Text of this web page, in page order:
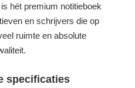
hét premium notitieboek
en schrijvers die op
ruimte en absolute
specificaties